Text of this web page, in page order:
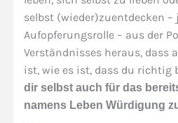
selbst (wieder)zuentdecken –
Aufopferungsrolle – aus der
Verständnisses heraus, dass
ist, wie es ist, dass du richtig
dir selbst auch für das
namens Leben Würdigung